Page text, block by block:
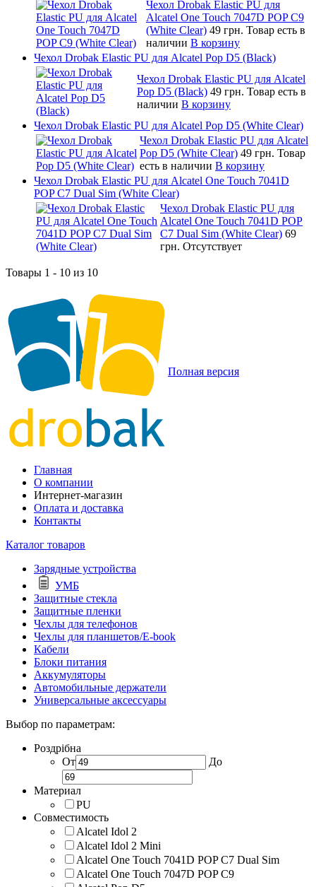
Чехол Drobak Elastic PU для
Alcatel One Touch 7047D POP C9
(White Clear) 49 грн. Товар есть в
наличии В корзину
Чехол Drobak Elastic PU для Alcatel Pop D5 (Black)
Чехол Drobak Elastic PU для Alcatel
Pop D5 (Black) 49 грн. Товар есть в
наличии В корзину
Чехол Drobak Elastic PU для Alcatel Pop D5 (White Clear)
Чехол Drobak Elastic PU для Alcatel
Pop D5 (White Clear) 49 грн. Товар
есть в наличии В корзину
Чехол Drobak Elastic PU для Alcatel One Touch 7041D
POP C7 Dual Sim (White Clear)
Чехол Drobak Elastic PU для
Alcatel One Touch 7041D POP
C7 Dual Sim (White Clear) 69
грн. Отсутствует
Товары 1 - 10 из 10
Полная версия
Главная
О компании
Интернет-магазин
Оплата и доставка
Контакты
Каталог товаров
Зарядные устройства
УМБ
Защитные стекла
Защитные пленки
Чехлы для телефонов
Чехлы для планшетов/E-book
Кабели
Блоки питания
Аккумуляторы
Автомобильные держатели
Универсальные аксессуары
Выбор по параметрам:
Роздрібна
От
До
Материал
PU
Совместимость
Alcatel Idol 2
Alcatel Idol 2 Mini
Alcatel One Touch 7041D POP C7 Dual Sim
Alcatel One Touch 7047D POP C9